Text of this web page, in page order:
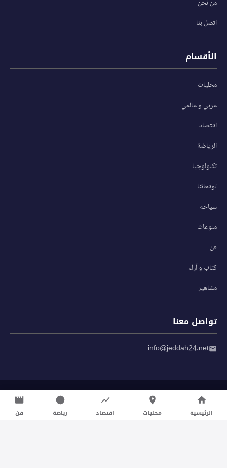
من نحن
اتصل بنا
الأقسام
محليات
عربي و عالمي
اقتصاد
الرياضة
تكنولوجيا
توقعاتنا
سياحة
منوعات
فن
كتاب و آراء
مشاهير
تواصل معنا
info@jeddah24.net
سياسة الخصوصية
شروط الاستخدام
الرئيسية محليات اقتصاد رياضة فن